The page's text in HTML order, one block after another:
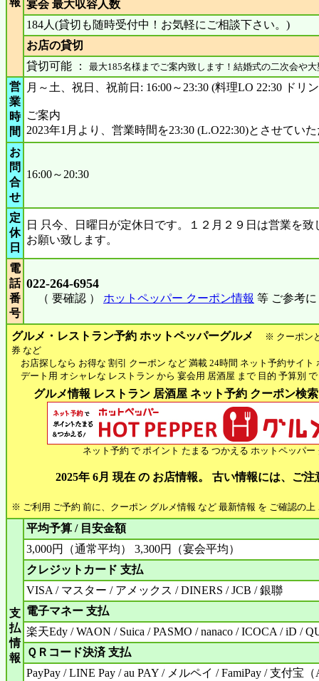
宴会 最大収容人数
184人(貸切も随時受付中！お気軽にご相談下さい。)
お店の貸切
貸切可能 ： 最大185名様までご案内致します！結婚式の二次会や
営
業
時
間
月～土、祝日、祝前日: 16:00～23:30 (料理LO 22:30 ドリ
ご案内
2023年1月より、営業時間を23:30 (L.O22:30)とさせてい
お
問
合
せ
16:00～20:30
定
休
日
日 只今、日曜日が定休日です。１２月２９日は営業を致
お願い致します。
電
話
番
号
022-264-6954
（ 要確認 ） ホットペッパー クーポン情報 等 ご参考
グルメ・レストラン予約 ホットペッパーグルメ
※ クーポン
券 など
お店探しなら お得な 割引 クーポン など 満載 24時間 ネット予約サイト
デート用 オシャレな レストラン から 宴会用 居酒屋 まで 目的 予算別
グルメ情報 レストラン 居酒屋 ネット予約 クーポン検
ネット予約 で ポイント たまる つかえる ホットペッパー
2025年 6月 現在 の お店情報。 古い情報には、ご注
※ ご利用 ご予約 前に、クーポン グルメ情報 など 最新情報 を ご確認の上
支
払
情
報
平均予算 / 目安金額
3,000円（通常平均） 3,300円（宴会平均）
クレジットカード 支払
VISA / マスター / アメックス / DINERS / JCB / 銀聯
電子マネー 支払
楽天Edy / WAON / Suica / PASMO / nanaco / ICOCA / iD /
ＱＲコード決済 支払
PayPay / LINE Pay / au PAY / メルペイ / FamiPay / 支付宝